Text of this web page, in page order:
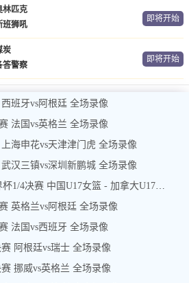
林匹克
班狮吼
即将开始
炭
答警察
即将开始
班牙vs阿根廷 全场录像
法国vs英格兰 全场录像
海申花vs天津津门虎 全场录像
汉三镇vs深圳新鹏城 全场录像
07月18日U17女篮世界杯1/4决赛 中国U17女篮 - 加拿大U17女篮 录像
英格兰vs阿根廷 全场录像
法国vs西班牙 全场录像
阿根廷vs瑞士 全场录像
挪威vs英格兰 全场录像